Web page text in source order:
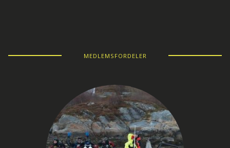
MEDLEMSFORDELER